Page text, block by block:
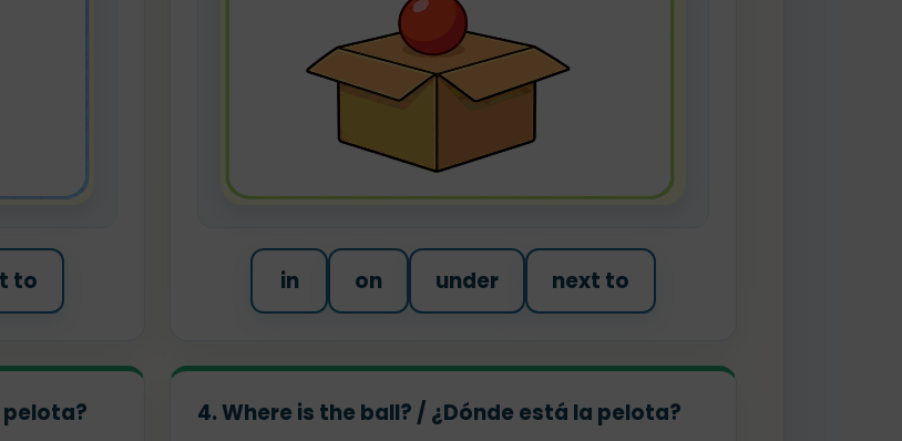
to in on under next to
pelota? 4. Where is the ball? / ¿Dónde está la pelota?